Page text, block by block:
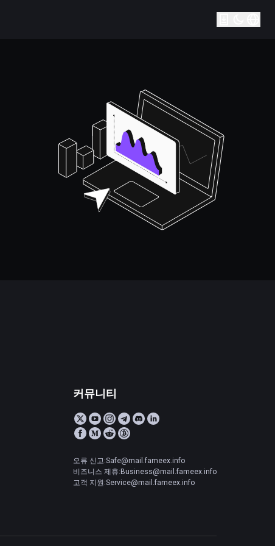
커뮤니티
오류 신고:Safe@mail.fameex.info
비즈니스 제휴:Business@mail.fameex.info
고객 지원:Service@mail.fameex.info